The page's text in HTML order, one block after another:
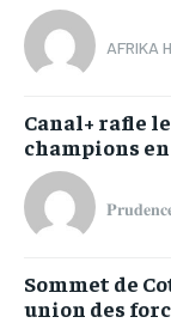
AFRIKA
Canal+ rafle
champions
Sommet de
union des